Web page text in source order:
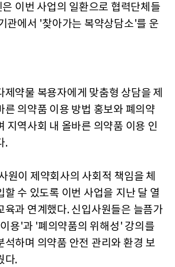
이번 사업의 일환으로 협력단체들
관에서 '찾아가는 복약상담소'를 운
제약물 복용자에게 맞춤형 상담을 제
른 의약품 이용 방법 홍보와 폐의약
지역사회 내 올바른 의약품 이용 인
.
원이 제약회사의 사회적 책임을 체
할 수 있도록 이번 사업을 지난 달 열
육과 연계했다. 신입사원들은 늘픔가
용'과 '폐의약품의 위해성' 강의를
석하며 의약품 안전 관리와 환경 보
다.